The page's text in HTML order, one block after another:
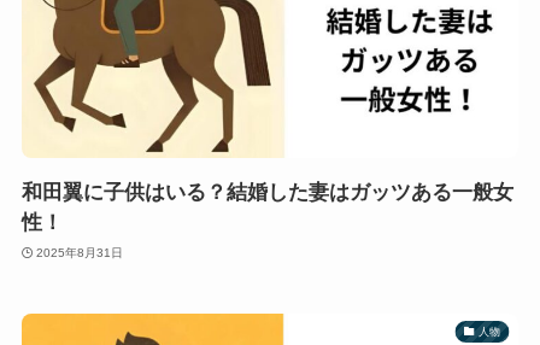
和田翼に子供はいる？結婚した妻はガッツある一般女
性！
2025年8月31日
人物